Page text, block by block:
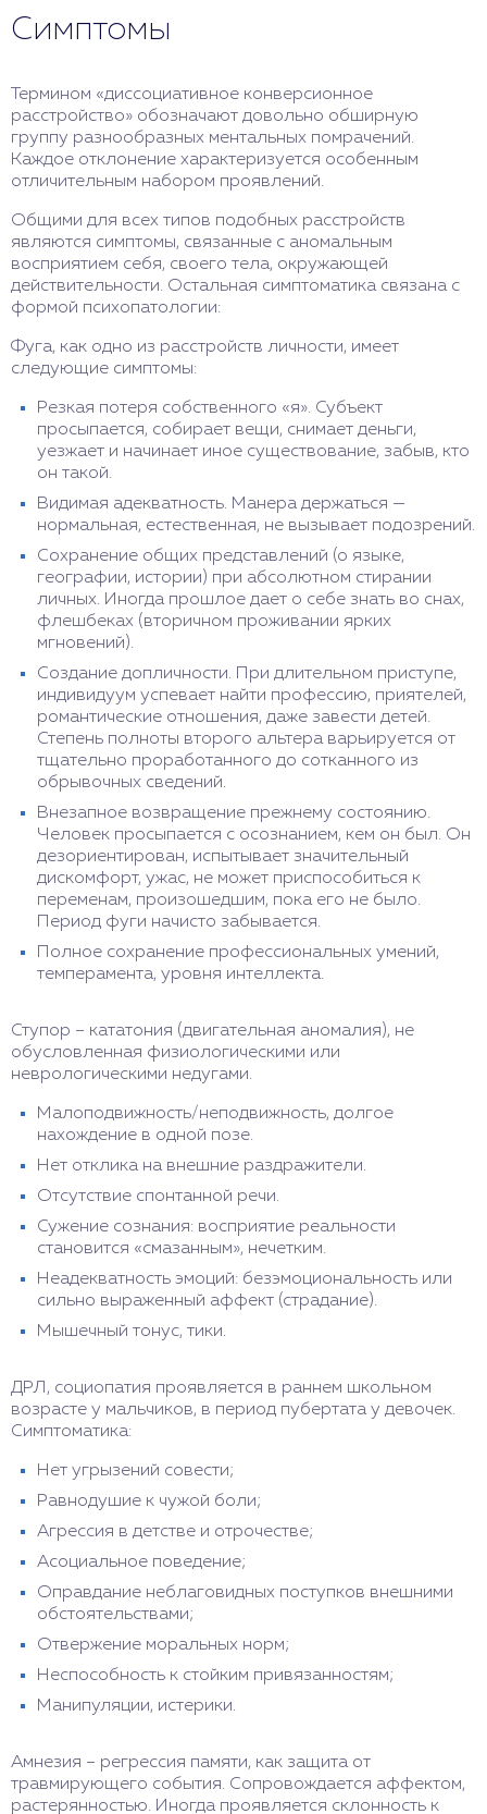
Повсеместное употребление научных
Новые знания меняют клиническую картину.
Индивидуум приписывает себе каждый
вычитанный симптом.
ДР используется как повод привлечь
обсуждений.
Исключение ДР провоцирует гнев и
разочарование.
педагогического воспитания детей в школе и
учебного заведения, кризисные центры, куда
можно обратиться за поддержкой.
пониманием общественных норм
(законодательных, религиозных). Вполне
избежать порицания и наказания. На
серьезные преступления решается крайне
Активный: отторжение любых ограничений.
наказуемому поведению.
Вероятность искоренить данное отклонение
близка к нулю даже при добровольном
обращении за помощью. Пациенту недостает
контакта с психотерапевтом, необходимого для
успешного лечения. Шанс успешности
значительно ниже.
Симптомы
Термином «диссоциативное конверсионное
расстройство» обозначают довольно обширную
группу разнообразных ментальных помрачений.
Каждое отклонение характеризуется особенным
отличительным набором проявлений.
Общими для всех типов подобных расстройств
являются симптомы, связанные с аномальным
восприятием себя, своего тела, окружающей
действительности. Остальная симптоматика связана с
формой психопатологии:
Фуга, как одно из расстройств личности, имеет
следующие симптомы:
Резкая потеря собственного «я». Субъект
просыпается, собирает вещи, снимает деньги,
уезжает и начинает иное существование, забыв, кто
он такой.
Видимая адекватность. Манера держаться —
нормальная, естественная, не вызывает подозрений.
Сохранение общих представлений (о языке,
географии, истории) при абсолютном стирании
личных. Иногда прошлое дает о себе знать во снах,
флешбеках (вторичном проживании ярких
мгновений).
Создание допличности. При длительном приступе,
индивидуум успевает найти профессию, приятелей,
романтические отношения, даже завести детей.
Степень полноты второго альтера варьируется от
тщательно проработанного до сотканного из
обрывочных сведений.
Внезапное возвращение прежнему состоянию.
Человек просыпается с осознанием, кем он был. Он
дезориентирован, испытывает значительный
дискомфорт, ужас, не может приспособиться к
переменам, произошедшим, пока его не было.
Период фуги начисто забывается.
Полное сохранение профессиональных умений,
темперамента, уровня интеллекта.
Ступор – кататония (двигательная аномалия), не
обусловленная физиологическими или
неврологическими недугами.
Малоподвижность/неподвижность, долгое
нахождение в одной позе.
Нет отклика на внешние раздражители.
Отсутствие спонтанной речи.
Сужение сознания: восприятие реальности
становится «смазанным», нечетким.
Неадекватность эмоций: безэмоциональность или
сильно выраженный аффект (страдание).
Мышечный тонус, тики.
ДРЛ, социопатия проявляется в раннем школьном
возрасте у мальчиков, в период пубертата у девочек.
Симптоматика:
Нет угрызений совести;
Равнодушие к чужой боли;
Агрессия в детстве и отрочестве;
Асоциальное поведение;
Оправдание неблаговидных поступков внешними
обстоятельствами;
Отвержение моральных норм;
Неспособность к стойким привязанностям;
Манипуляции, истерики.
Амнезия – регрессия памяти, как защита от
травмирующего события. Сопровождается аффектом,
растерянностью. Иногда проявляется склонность к